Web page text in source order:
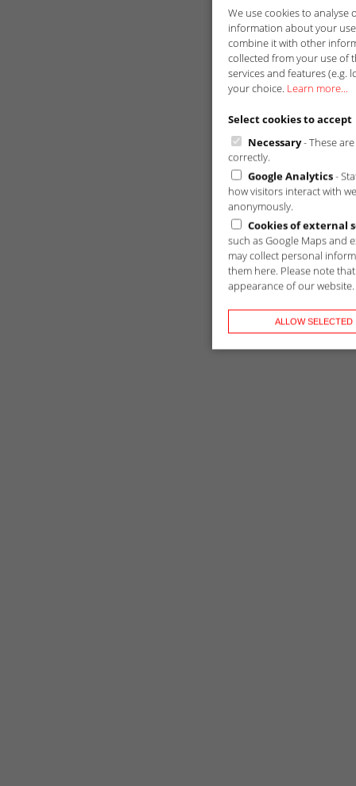
We use cookies to analyse
information about your
combine it with other
collected from your use of
services and features (e.g.
your choice. Learn more...
Select cookies to accept
Necessary- These
correctly.
Google Analytics-
how visitors interact with
anonymously.
Cookies of external
such as Google Maps and
may collect personal
them here. Please note
appearance of our website.
ALLOW SELECTED